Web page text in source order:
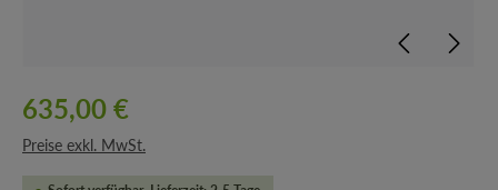
635,00 €
Preise exkl. MwSt.